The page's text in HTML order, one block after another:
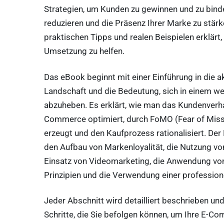
Strategien, um Kunden zu gewinnen und zu
reduzieren und die Präsenz Ihrer Marke zu
praktischen Tipps und realen Beispielen
Umsetzung zu helfen.
Das eBook beginnt mit einer Einführung in die
Landschaft und die Bedeutung, sich in einem
abzuheben. Es erklärt, wie man das
Commerce optimiert, durch FoMO (Fear of
erzeugt und den Kaufprozess rationalisiert.
den Aufbau von Markenloyalität, die Nutzung
Einsatz von Videomarketing, die Anwendung
Prinzipien und die Verwendung einer
Jeder Abschnitt wird detailliert beschrieben
Schritte, die Sie befolgen können, um Ihre E-